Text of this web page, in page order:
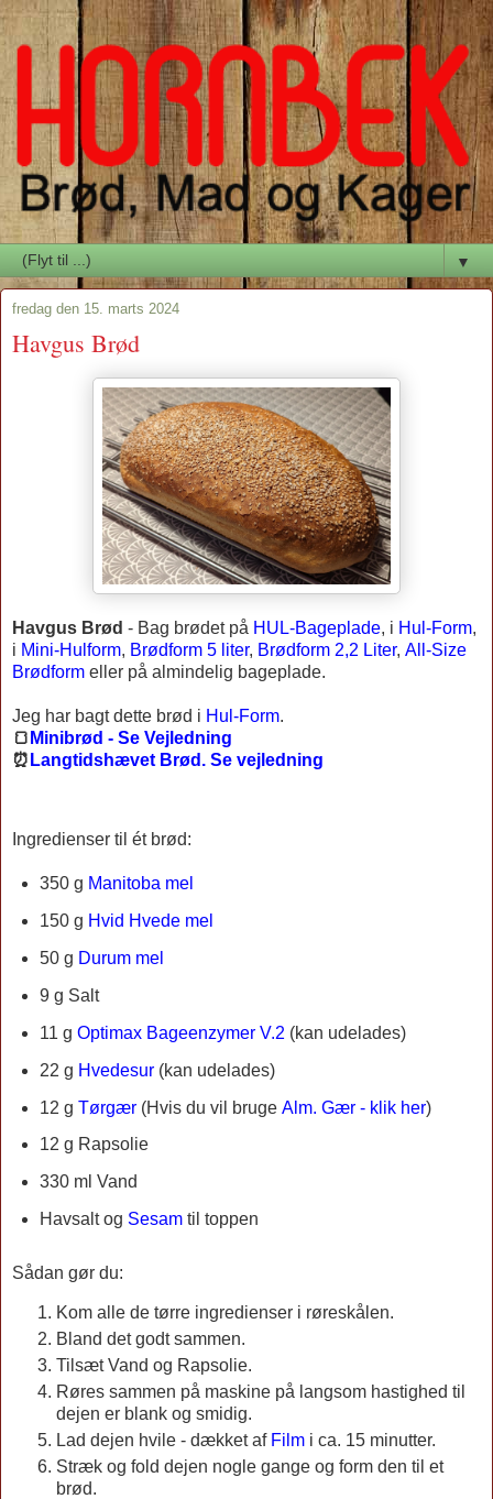
▼
fredag den 15. marts 2024
Havgus Brød
Havgus Brød - Bag brødet på HUL-Bageplade, i Hul-Form,
i Mini-Hulform, Brødform 5 liter, Brødform 2,2 Liter, All-Size
Brødform eller på almindelig bageplade.
Jeg har bagt dette brød i Hul-Form.
🍞 Minibrød - Se Vejledning
⏰ Langtidshævet Brød. Se vejledning
Ingredienser til ét brød:
350 g Manitoba mel
150 g Hvid Hvede mel
50 g Durum mel
9 g Salt
11 g Optimax Bageenzymer V.2 (kan udelades)
22 g Hvedesur(kan udelades)
12 g Tørgær (Hvis du vil bruge Alm. Gær - klik her)
12 g Rapsolie
330 ml Vand
Havsalt og Sesamtil toppen
Sådan gør du:
Kom alle de tørre ingredienser i røreskålen.
Bland det godt sammen.
Tilsæt Vand og Rapsolie.
Røres sammen på maskine på langsom hastighed til
dejen er blank og smidig.
Lad dejen hvile - dækket af Film i ca. 15 minutter.
Stræk og fold dejen nogle gange og form den til et
brød.